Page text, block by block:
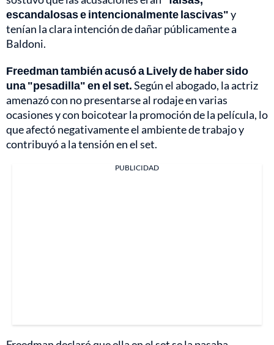
escandalosas e intencionalmente lascivas"y
tenían la clara intención de dañar públicamente a
Baldoni.
Freedman también acusó a Lively de haber sido
una "pesadilla" en el set.Según el abogado, la actriz
amenazó con no presentarse al rodaje en varias
ocasiones y con boicotear la promoción de la película, lo
que afectó negativamente el ambiente de trabajo y
contribuyó a la tensión en el set.
PUBLICIDAD